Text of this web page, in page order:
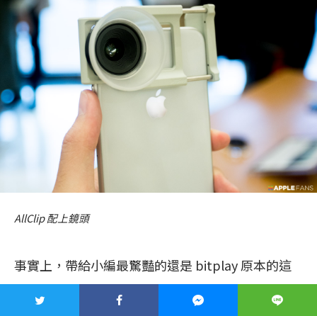
AllClip 配上鏡頭
事實上，帶給小編最驚豔的還是 bitplay 原本的這
些外接鏡頭和濾鏡等攝影配件，真的是讓智慧型手